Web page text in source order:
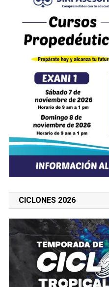
CICLONES 2026